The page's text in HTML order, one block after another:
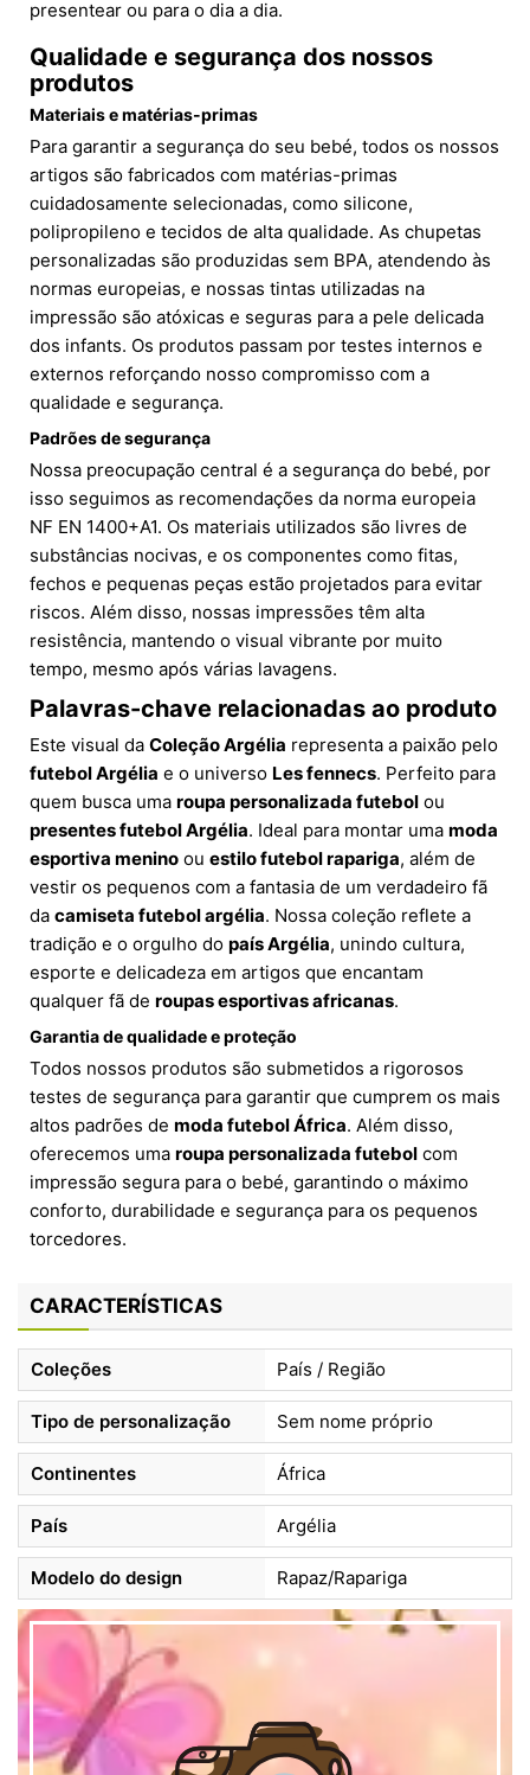
presentear ou para o dia a dia.
Qualidade e segurança dos nossos
produtos
Materiais e matérias-primas
Para garantir a segurança do seu bebé, todos os nossos
artigos são fabricados com matérias-primas
cuidadosamente selecionadas, como silicone,
polipropileno e tecidos de alta qualidade. As chupetas
personalizadas são produzidas sem BPA, atendendo às
normas europeias, e nossas tintas utilizadas na
impressão são atóxicas e seguras para a pele delicada
dos infants. Os produtos passam por testes internos e
externos reforçando nosso compromisso com a
qualidade e segurança.
Padrões de segurança
Nossa preocupação central é a segurança do bebé, por
isso seguimos as recomendações da norma europeia
NF EN 1400+A1. Os materiais utilizados são livres de
substâncias nocivas, e os componentes como fitas,
fechos e pequenas peças estão projetados para evitar
riscos. Além disso, nossas impressões têm alta
resistência, mantendo o visual vibrante por muito
tempo, mesmo após várias lavagens.
Palavras-chave relacionadas ao produto
Este visual da Coleção Argélia representa a paixão pelo
futebol Argélia e o universo Les fennecs. Perfeito para
quem busca uma roupa personalizada futebol ou
presentes futebol Argélia. Ideal para montar uma moda
esportiva menino ou estilo futebol rapariga, além de
vestir os pequenos com a fantasia de um verdadeiro fã
da camiseta futebol argélia. Nossa coleção reflete a
tradição e o orgulho do país Argélia, unindo cultura,
esporte e delicadeza em artigos que encantam
qualquer fã de roupas esportivas africanas.
Garantia de qualidade e proteção
Todos nossos produtos são submetidos a rigorosos
testes de segurança para garantir que cumprem os mais
altos padrões de moda futebol África. Além disso,
oferecemos uma roupa personalizada futebol com
impressão segura para o bebé, garantindo o máximo
conforto, durabilidade e segurança para os pequenos
torcedores.
CARACTERÍSTICAS
Coleções País / Região
Tipo de personalização Sem nome próprio
Continentes África
País Argélia
Modelo do design Rapaz/Rapariga